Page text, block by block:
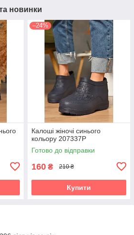
новинки
–24%
Калоші жіночі синього
кольору 207337P
Готово до відправки
160 ₴ 210 ₴
Купити